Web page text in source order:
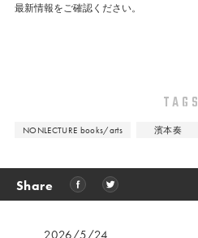
最新情報をご確認ください。
TAGS
NONLECTURE books/arts 濱本奏
Share
2026/5/24